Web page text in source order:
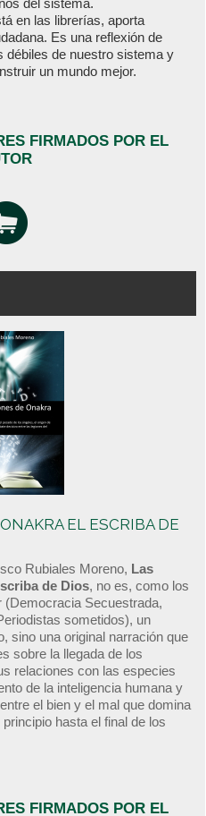
del sistema.
en las librerías, aporta
Es una reflexión de
débiles de nuestro sistema y
un mundo mejor.
FIRMADOS POR EL
EL ESCRIBA DE
Rubiales Moreno, Las
de Dios, no es, como los
Secuestrada,
sometidos), un
sino una original narración que
sobre la llegada de los
relaciones con las especies
de la inteligencia humana y
el bien y el mal que domina
hasta el final de los
FIRMADOS POR EL